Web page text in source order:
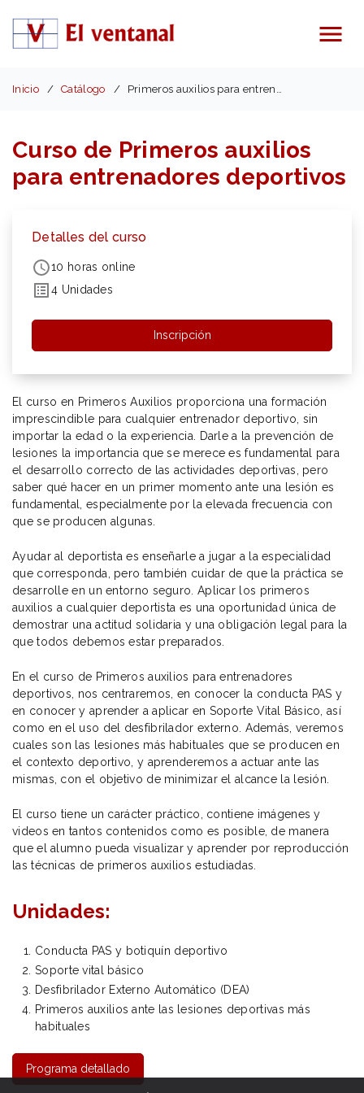
Menú
Inicio Catálogo Primeros auxilios para entrenadores deportivos
Curso de Primeros auxilios
para entrenadores deportivos
Detalles del curso
10 horas online
4 Unidades
Inscripción
El curso en Primeros Auxilios proporciona una formación
imprescindible para cualquier entrenador deportivo, sin
importar la edad o la experiencia. Darle a la prevención de
lesiones la importancia que se merece es fundamental para
el desarrollo correcto de las actividades deportivas, pero
saber qué hacer en un primer momento ante una lesión es
fundamental, especialmente por la elevada frecuencia con
que se producen algunas.
Ayudar al deportista es enseñarle a jugar a la especialidad
que corresponda, pero también cuidar de que la práctica se
desarrolle en un entorno seguro. Aplicar los primeros
auxilios a cualquier deportista es una oportunidad única de
demostrar una actitud solidaria y una obligación legal para la
que todos debemos estar preparados.
En el curso de Primeros auxilios para entrenadores
deportivos, nos centraremos, en conocer la conducta PAS y
en conocer y aprender a aplicar en Soporte Vital Básico, así
como en el uso del desfibrilador externo. Además, veremos
cuales son las lesiones más habituales que se producen en
el contexto deportivo, y aprenderemos a actuar ante las
mismas, con el objetivo de minimizar el alcance la lesión.
El curso tiene un carácter práctico, contiene imágenes y
videos en tantos contenidos como es posible, de manera
que el alumno pueda visualizar y aprender por reproducción
las técnicas de primeros auxilios estudiadas.
Unidades:
Conducta PAS y botiquín deportivo
Soporte vital básico
Desfibrilador Externo Automático (DEA)
Primeros auxilios ante las lesiones deportivas más
habituales
Programa detallado